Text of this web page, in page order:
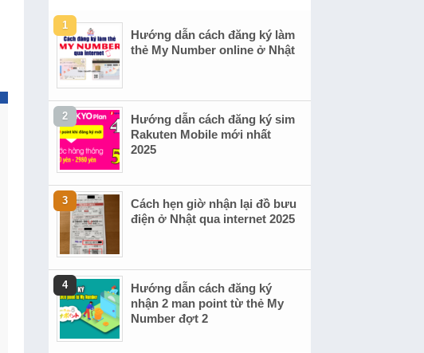
Hướng dẫn cách đăng ký làm
thẻ My Number online ở Nhật
Hướng dẫn cách đăng ký sim
Rakuten Mobile mới nhất
2025
Cách hẹn giờ nhận lại đồ bưu
điện ở Nhật qua internet 2025
Hướng dẫn cách đăng ký
nhận 2 man point từ thẻ My
Number đợt 2